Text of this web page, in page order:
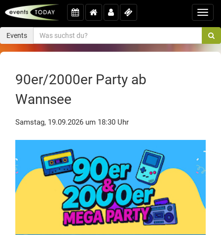
Events
90er/2000er Party ab
Wannsee
Samstag, 19.09.2026 um 18:30 Uhr